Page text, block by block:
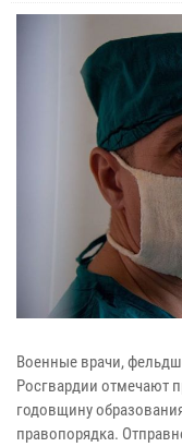
Военные врачи,
Росгвардии отмечают
годовщину
правопорядка.